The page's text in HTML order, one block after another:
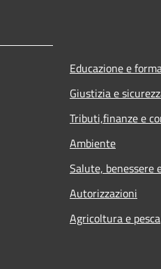
Educazione e
Giustizia e
Tributi,finanze e
Ambiente
Salute, benessere
Autorizzazioni
Agricoltura e pesca